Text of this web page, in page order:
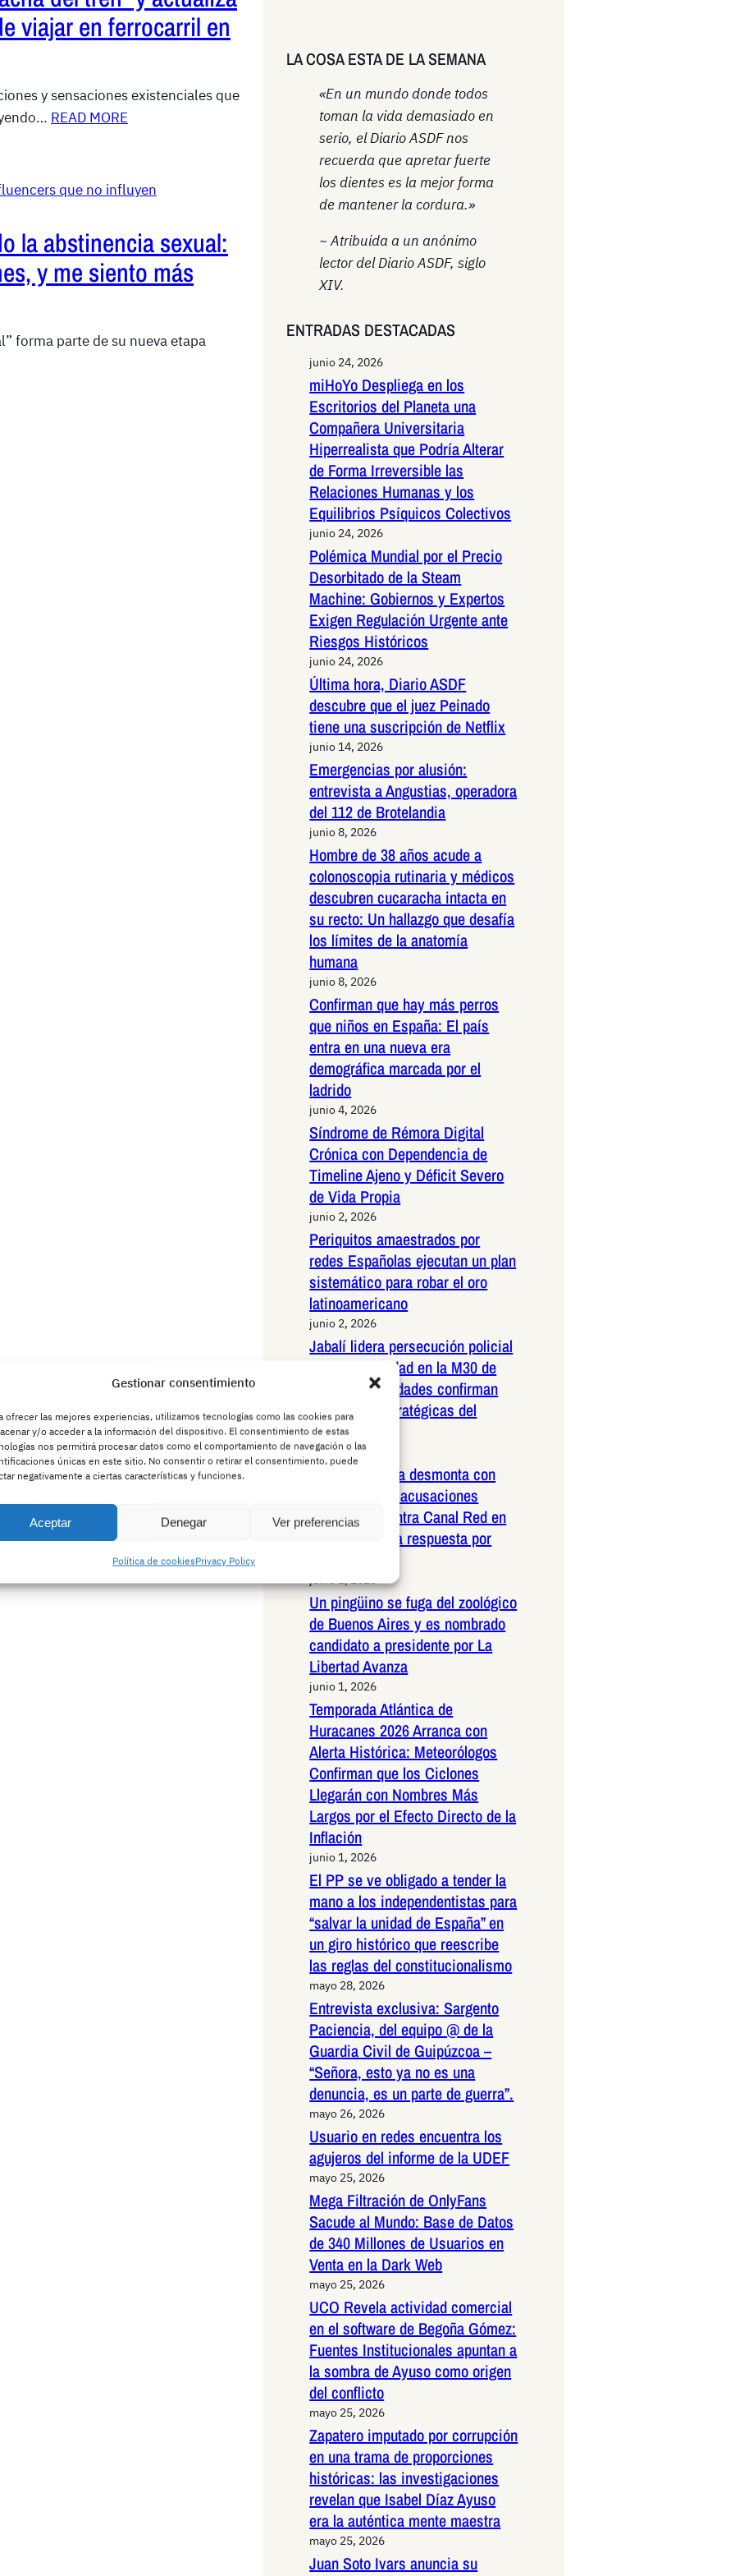
Gestionar consentimiento
ofrecer las mejores experiencias, utilizamos tecnologías como las cookies para
y/o acceder a la información del dispositivo. El consentimiento de estas
nos permitirá procesar datos como el comportamiento de navegación o las
únicas en este sitio. No consentir o retirar el consentimiento, puede
negativamente a ciertas características y funciones.
Aceptar Denegar Ver preferencias
Política de cookiesPrivacy Policy
viajar en ferrocarril en
y sensaciones existenciales que
READ MORE
que no influyen
la abstinencia sexual:
y me siento más
forma parte de su nueva etapa
LA COSA ESTA DE LA SEMANA
«En un mundo donde todos
toman la vida demasiado en
serio, el Diario ASDF nos
recuerda que apretar fuerte
los dientes es la mejor forma
de mantener la cordura.»
~ Atribuida a un anónimo
lector del Diario ASDF, siglo
XIV.
ENTRADAS DESTACADAS
junio 24, 2026
miHoYo Despliega en los
Escritorios del Planeta una
Compañera Universitaria
Hiperrealista que Podría Alterar
de Forma Irreversible las
Relaciones Humanas y los
Equilibrios Psíquicos Colectivos
junio 24, 2026
Polémica Mundial por el Precio
Desorbitado de la Steam
Machine: Gobiernos y Expertos
Exigen Regulación Urgente ante
Riesgos Históricos
junio 24, 2026
Última hora, Diario ASDF
descubre que el juez Peinado
tiene una suscripción de Netflix
junio 14, 2026
Emergencias por alusión:
entrevista a Angustias, operadora
del 112 de Brotelandia
junio 8, 2026
Hombre de 38 años acude a
colonoscopia rutinaria y médicos
descubren cucaracha intacta en
su recto: Un hallazgo que desafía
los límites de la anatomía
humana
junio 8, 2026
Confirman que hay más perros
que niños en España: El país
entra en una nueva era
demográfica marcada por el
ladrido
junio 4, 2026
Síndrome de Rémora Digital
Crónica con Dependencia de
Timeline Ajeno y Déficit Severo
de Vida Propia
junio 2, 2026
Periquitos amaestrados por
redes Españolas ejecutan un plan
sistemático para robar el oro
latinoamericano
junio 2, 2026
Jabalí lidera persecución policial
de alta velocidad en la M30 de
Madrid: Autoridades confirman
maniobras estratégicas del
animal
junio 1, 2026
Pedro Honrubia desmonta con
rotundidad las acusaciones
infundadas contra Canal Red en
una exhaustiva respuesta por
junio 1, 2026
Un pingüino se fuga del zoológico
de Buenos Aires y es nombrado
candidato a presidente por La
Libertad Avanza
junio 1, 2026
Temporada Atlántica de
Huracanes 2026 Arranca con
Alerta Histórica: Meteorólogos
Confirman que los Ciclones
Llegarán con Nombres Más
Largos por el Efecto Directo de la
Inflación
junio 1, 2026
El PP se ve obligado a tender la
mano a los independentistas para
“salvar la unidad de España” en
un giro histórico que reescribe
las reglas del constitucionalismo
mayo 28, 2026
Entrevista exclusiva: Sargento
Paciencia, del equipo @ de la
Guardia Civil de Guipúzcoa –
“Señora, esto ya no es una
denuncia, es un parte de guerra”.
mayo 26, 2026
Usuario en redes encuentra los
agujeros del informe de la UDEF
mayo 25, 2026
Mega Filtración de OnlyFans
Sacude al Mundo: Base de Datos
de 340 Millones de Usuarios en
Venta en la Dark Web
mayo 25, 2026
UCO Revela actividad comercial
en el software de Begoña Gómez:
Fuentes Institucionales apuntan a
la sombra de Ayuso como origen
del conflicto
mayo 25, 2026
Zapatero imputado por corrupción
en una trama de proporciones
históricas: las investigaciones
revelan que Isabel Díaz Ayuso
era la auténtica mente maestra
mayo 25, 2026
Juan Soto Ivars anuncia su